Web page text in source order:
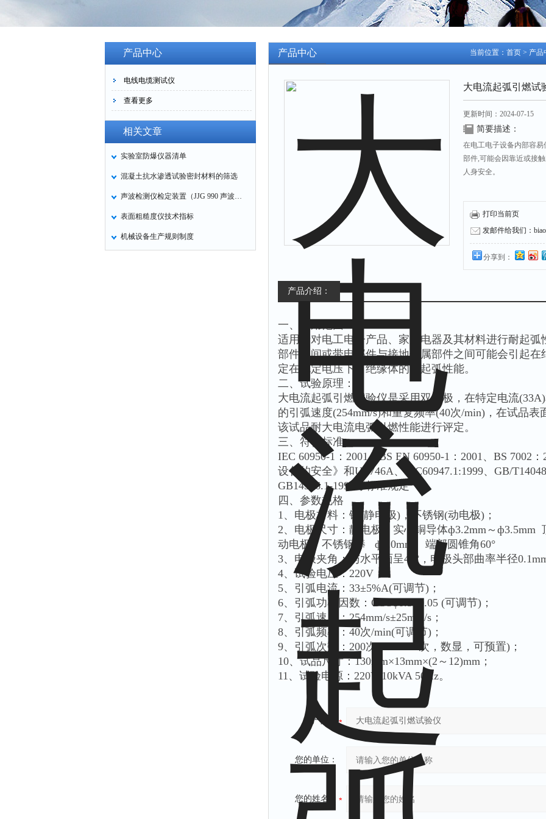
产品中心
电线电缆测试仪
查看更多
相关文章
实验室防爆仪器清单
混凝土抗水渗透试验密封材料的筛选
声波检测仪检定装置（JJG 990 声波检测仪检定规程）
表面粗糙度仪技术指标
机械设备生产规则制度
当前位置： 首页 > 产品
产品中心
大电流起弧引燃试
更新时间：2024-07-15
简要描述：
在电工电子设备内部容
部件,可能会因靠近或接
人身安全。
打印当前页
发邮件给我们：
分享到：
产品介绍：
一、适用范围：
适用于对电工电子产品、家用电器及其材料进行耐起
部件之间或带电部件与接地金属部件之间可能会引起
定在规定电压下，绝缘体的耐起弧性能。
二、试验原理：
大电流起弧引燃试验仪是采用双电极，在特定电流
的引弧速度(254mm/s)和重复频率(40次/min)，在试品
该试品耐大电流电弧引燃性能进行评定。
三、符合标准：
IEC 60950-1：2001、BS EN 60950-1：2001、BS 7002
设备的安全》和UL746A、IEC60947.1:1999、GB/
GB14536.1-1998等标准规定
四、参数规格
1、电极材料：铜(静电极)，不锈钢(动电极)；
2、电极尺寸：静电极：实心铜导体ф3.2mm～ф3.5mm
动电极：不锈钢棒 ф3.0mm 端部圆锥角60°
3、电极夹角：与水平面呈45°，电极头部曲率半径
4、试验电压：220V；
5、引弧电流：33±5%A(可调节)；
6、引弧功率因数：COSφ0.5±0.05 (可调节)；
7、引弧速度：254mm/s±25mm/s；
8、引弧频率：40次/min(可调节)；
9、引弧次数：200次(1～9999次，数显，可预置)；
10、试品尺寸：130mm×13mm×(2～12)mm；
11、试验电源：220V 10kVA 50Hz。
产品：
您的单位：
您的姓名：